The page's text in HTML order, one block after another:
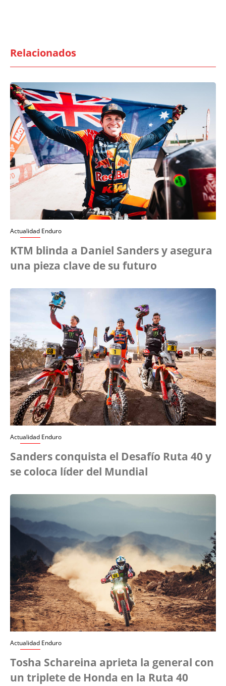
Relacionados
Actualidad Enduro
KTM blinda a Daniel Sanders y asegura
una pieza clave de su futuro
Actualidad Enduro
Sanders conquista el Desafío Ruta 40 y
se coloca líder del Mundial
Actualidad Enduro
Tosha Schareina aprieta la general con
un triplete de Honda en la Ruta 40